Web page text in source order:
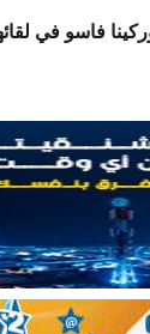
فاسو في